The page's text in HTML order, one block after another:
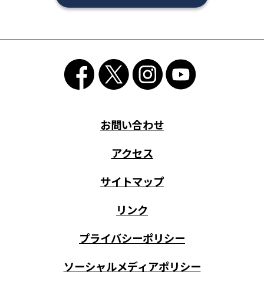
お問い合わせ
アクセス
サイトマップ
リンク
プライバシーポリシー
ソーシャルメディアポリシー